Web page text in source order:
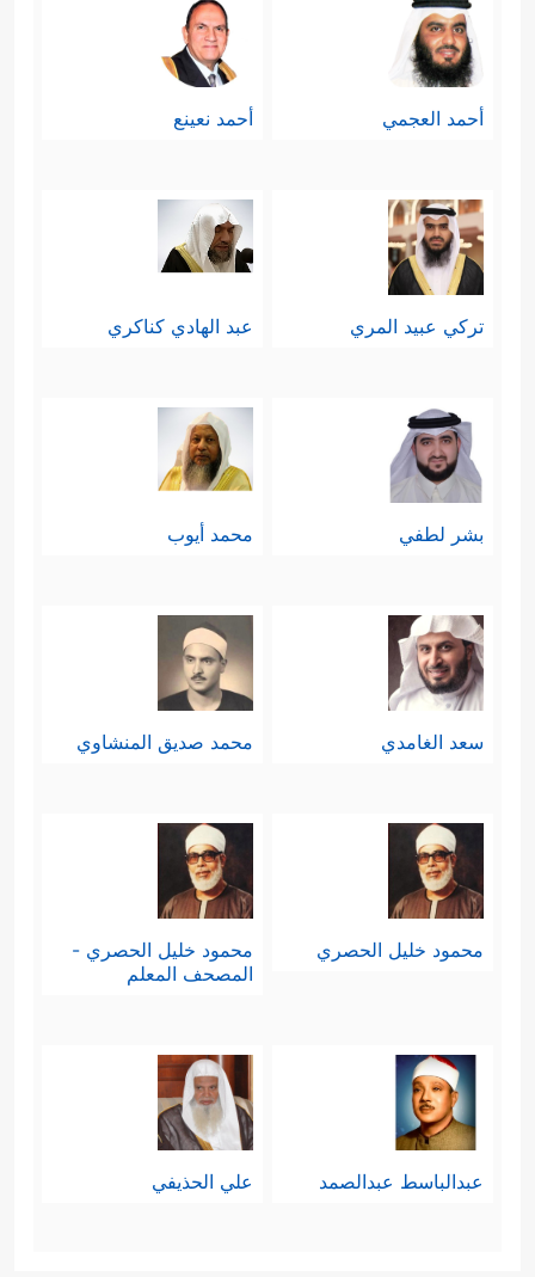
أحمد العجمي أحمد نعينع
تركي عبيد المري عبد الهادي كناكري
بشر لطفي محمد أيوب
سعد الغامدي محمد صديق المنشاوي
محمود خليل الحصري
محمود خليل الحصري -
المصحف المعلم
عبدالباسط عبدالصمد علي الحذيفي